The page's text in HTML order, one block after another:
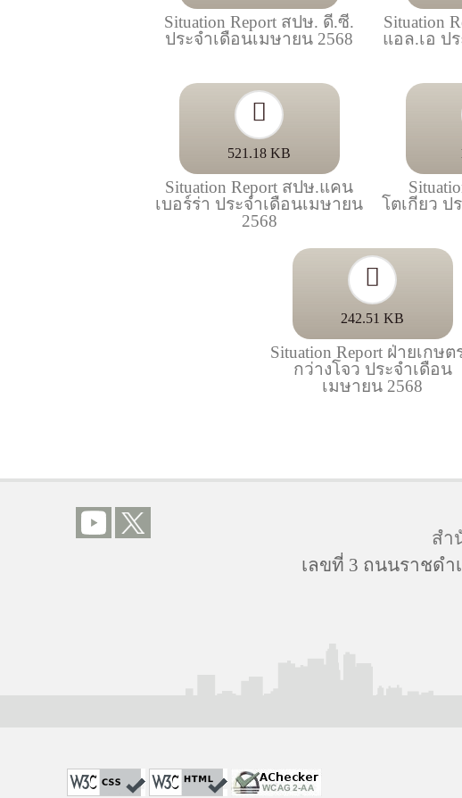
Situation Report สปษ. ดี.ซี.
ประจำเดือนเมษายน 2568
Situation
แอล.เอ ป
521.18 KB
Situation Report สปษ.แคน
เบอร์ร่า ประจำเดือนเมษายน
2568
โตเกียว ป
242.51 KB
Situation Report ฝ่ายเกษต
กว่างโจว ประจำเดือน
เมษายน 2568
สำ
เลขที่ 3 ถนนราชดำ